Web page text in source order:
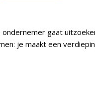
gaat
je maakt een